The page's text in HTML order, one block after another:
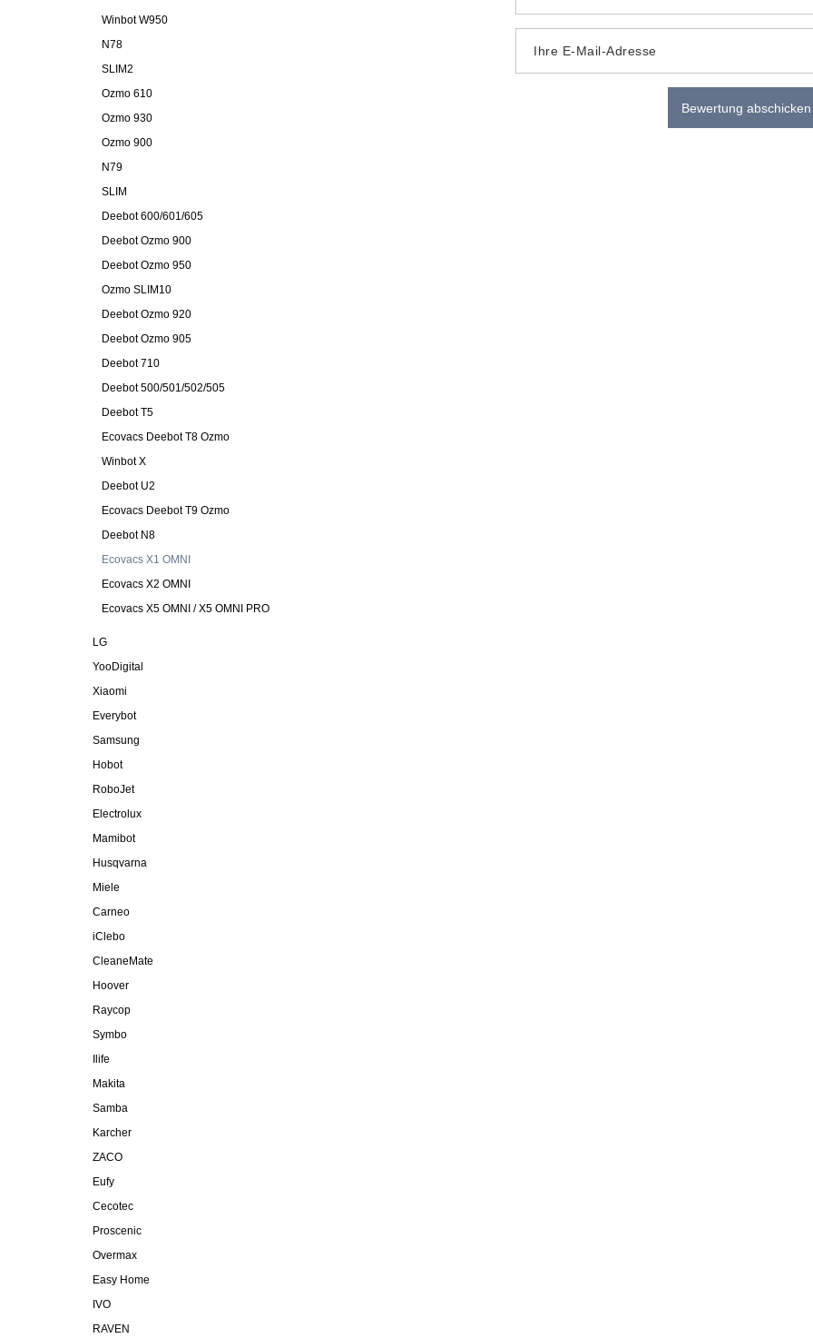
Winbot W950
N78
SLIM2
Ozmo 610
Ozmo 930
Ozmo 900
N79
SLIM
Deebot 600/601/605
Deebot Ozmo 900
Deebot Ozmo 950
Ozmo SLIM10
Deebot Ozmo 920
Deebot Ozmo 905
Deebot 710
Deebot 500/501/502/505
Deebot T5
Ecovacs Deebot T8 Ozmo
Winbot X
Deebot U2
Ecovacs Deebot T9 Ozmo
Deebot N8
Ecovacs X1 OMNI
Ecovacs X2 OMNI
Ecovacs X5 OMNI / X5 OMNI PRO
LG
YooDigital
Xiaomi
Everybot
Samsung
Hobot
RoboJet
Electrolux
Mamibot
Husqvarna
Miele
Carneo
iClebo
CleaneMate
Hoover
Raycop
Symbo
Ilife
Makita
Samba
Karcher
ZACO
Eufy
Cecotec
Proscenic
Overmax
Easy Home
IVO
RAVEN
Ihre E-Mail-Adresse
Bewertung abschicken